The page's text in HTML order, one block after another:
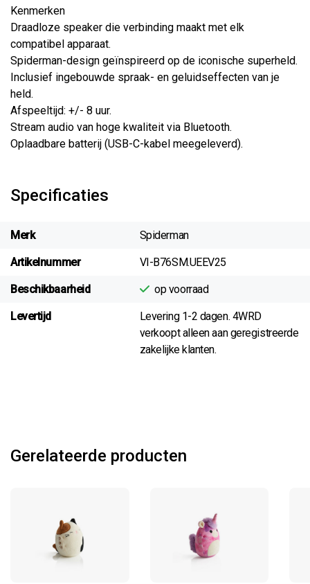
Kenmerken
Draadloze speaker die verbinding maakt met elk
compatibel apparaat.
Spiderman-design geïnspireerd op de iconische superheld.
Inclusief ingebouwde spraak- en geluidseffecten van je
held.
Afspeeltijd: +/- 8 uur.
Stream audio van hoge kwaliteit via Bluetooth.
Oplaadbare batterij (USB-C-kabel meegeleverd).
Specificaties
Merk Spiderman
Artikelnummer VI-B76SM.UEEV25
Beschikbaarheid op voorraad
Levertijd
Levering 1-2 dagen. 4WRD
verkoopt alleen aan geregistreerde
zakelijke klanten.
Gerelateerde producten